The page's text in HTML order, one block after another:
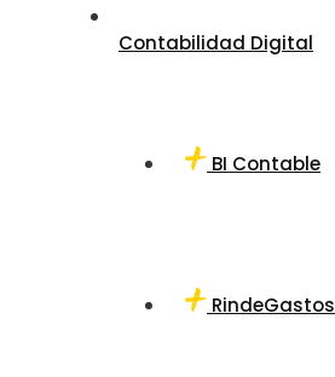
Contabilidad Digital
BI Contable
RindeGastos